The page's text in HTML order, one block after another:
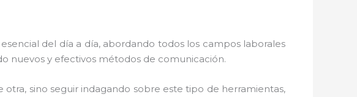
del día a día, abordando todos los campos laborales
nuevos y efectivos métodos de comunicación.
sino seguir indagando sobre este tipo de herramientas,